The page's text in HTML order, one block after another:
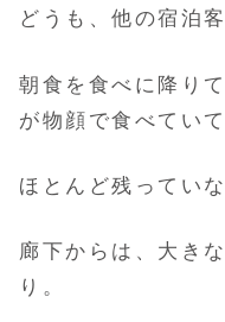
どうも、他の宿泊
朝食を食べに降り
が物顔で食べていて
ほとんど残ってい
廊下からは、大き
り。